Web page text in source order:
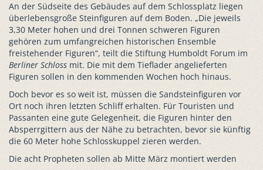
An der Südseite des Gebäudes auf dem Schlossplatz liegen
überlebensgroße Steinfiguren auf dem Boden. „Die jeweils
3,30 Meter hohen und drei Tonnen schweren Figuren
gehören zum umfangreichen historischen Ensemble
freistehender Figuren“, teilt die Stiftung Humboldt Forum im
Berliner Schloss mit. Die mit dem Tieflader angelieferten
Figuren sollen in den kommenden Wochen hoch hinaus.
Doch bevor es so weit ist, müssen die Sandsteinfiguren vor
Ort noch ihren letzten Schliff erhalten. Für Touristen und
Passanten eine gute Gelegenheit, die Figuren hinter den
Absperrgittern aus der Nähe zu betrachten, bevor sie künftig
die 60 Meter hohe Schlosskuppel zieren werden.
Die acht Propheten sollen ab Mitte März montiert werden